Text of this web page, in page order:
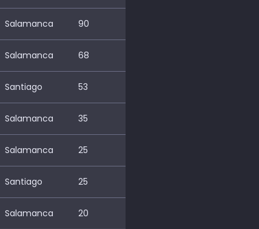
Salamanca 90
Salamanca 68
Santiago 53
Salamanca 35
Salamanca 25
Santiago 25
Salamanca 20